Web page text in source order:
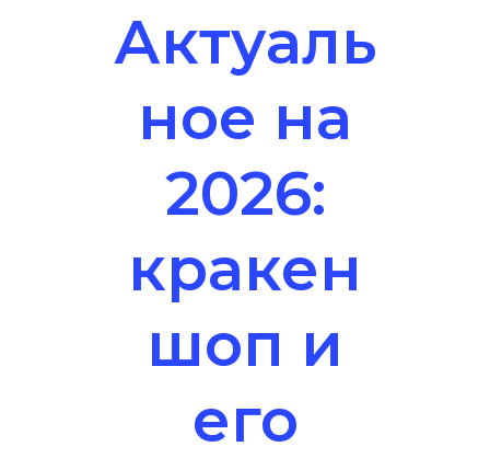
Актуаль
ное на
2026:
кракен
шоп и
его